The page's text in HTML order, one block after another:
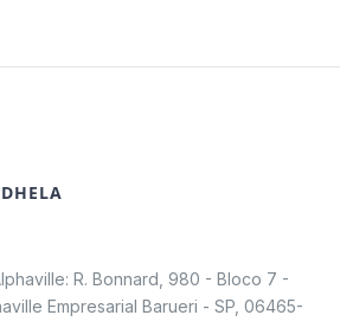
R. Bonnard, 980 - Bloco 7 -
Empresarial Barueri - SP, 06465-